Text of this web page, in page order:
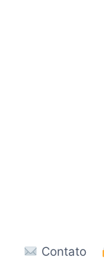
Contato